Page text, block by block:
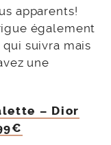
– Dior
tente dans